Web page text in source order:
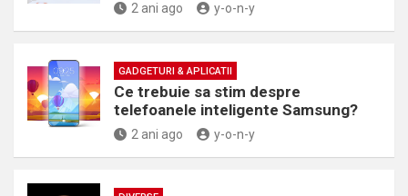
2 ani ago y-o-n-y
GADGETURI & APLICATII
Ce trebuie sa stim despre
telefoanele inteligente Samsung?
2 ani ago y-o-n-y